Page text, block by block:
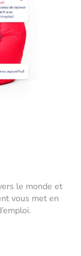
le monde et
vous met en